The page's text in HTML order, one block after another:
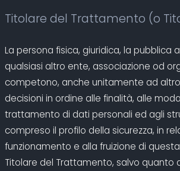
Titolare del Trattamento (o
La persona fisica, giuridica, la pubblica
qualsiasi altro ente, associazione od
competono, anche unitamente ad
decisioni in ordine alle finalità, alle
trattamento di dati personali ed agli
compreso il profilo della sicurezza, in
funzionamento e alla fruizione di
Titolare del Trattamento, salvo quanto